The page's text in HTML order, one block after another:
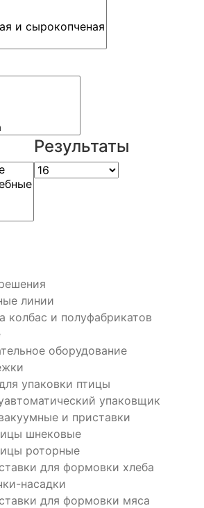
Результаты
линии
колбас и полуфабрикатов
оборудование
упаковки птицы
упаковщик
и приставки
шнековые
роторные
для формовки хлеба
насадки
для формовки мяса